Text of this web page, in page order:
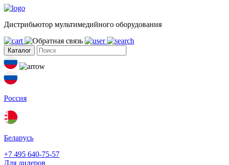
Дистрибьютор мультимедийного оборудования
Каталог
Россия
Беларусь
+7 495 640-75-57
Для дилеров